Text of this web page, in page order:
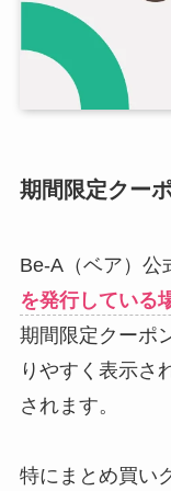
期間限定クー
Be-A（ベア）公
を発行している
期間限定クーポ
りやすく表示さ
されます。
特にまとめ買い